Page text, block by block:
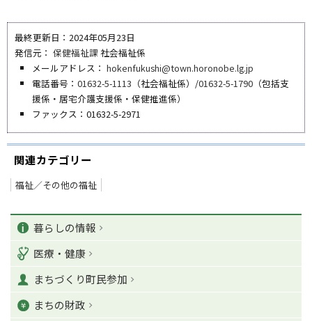
最終更新日：2024年05月23日
発信元： 保健福祉課 社会福祉係
メールアドレス：hokenfukushi@town.horonobe.lg.jp
電話番号：01632-5-1113 （社会福祉係）/01632-5-1790 （包括支
援係・居宅介護支援係・保健推進係）
ファックス：01632-5-2971
関連カテゴリー
福祉／その他の福祉
カ
テ
ゴ
リ
ー
暮らしの情報
医療・健康
まちづくり町民参加
まちの財政